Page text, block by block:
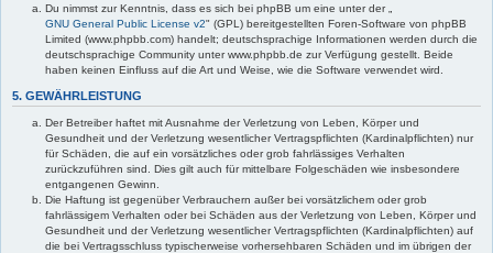
Du nimmst zur Kenntnis, dass es sich bei phpBB um eine unter der „
GNU General Public License v2" (GPL) bereitgestellten Foren-Software von phpBB
Limited (www.phpbb.com) handelt; deutschsprachige Informationen werden durch die
deutschsprachige Community unter www.phpbb.de zur Verfügung gestellt. Beide
haben keinen Einfluss auf die Art und Weise, wie die Software verwendet wird.
5. GEWÄHRLEISTUNG
Der Betreiber haftet mit Ausnahme der Verletzung von Leben, Körper und
Gesundheit und der Verletzung wesentlicher Vertragspflichten (Kardinalpflichten) nur
für Schäden, die auf ein vorsätzliches oder grob fahrlässiges Verhalten
zurückzuführen sind. Dies gilt auch für mittelbare Folgeschäden wie insbesondere
entgangenen Gewinn.
Die Haftung ist gegenüber Verbrauchern außer bei vorsätzlichem oder grob
fahrlässigem Verhalten oder bei Schäden aus der Verletzung von Leben, Körper und
Gesundheit und der Verletzung wesentlicher Vertragspflichten (Kardinalpflichten) auf
die bei Vertragsschluss typischerweise vorhersehbaren Schäden und im übrigen der